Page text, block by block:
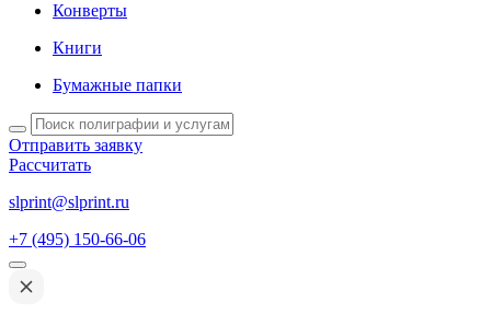
Конверты
Книги
Бумажные папки
Отправить заявку
Рассчитать
slprint@slprint.ru
+7 (495) 150-66-06